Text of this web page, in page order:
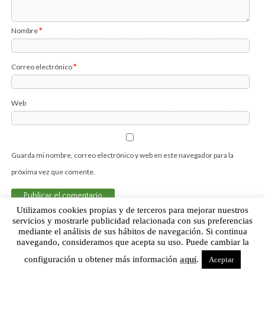
Nombre*
Correo electrónico*
Web
Guarda mi nombre, correo electrónico y web en este navegador para la
próxima vez que comente.
Sobre Humor Fútbol Club | Aviso legal |Contacto
Humor Fútbol Club © 2015. Todos los derechos reservados
Utilizamos cookies propias y de terceros para mejorar nuestros
servicios y mostrarle publicidad relacionada con sus preferencias
mediante el análisis de sus hábitos de navegación. Si continua
navegando, consideramos que acepta su uso. Puede cambiar la
configuración u obtener más información aquí. Aceptar